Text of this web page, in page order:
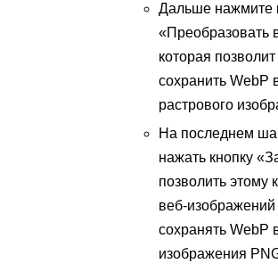
Дальше нажмите
«Преобразовать
которая
сохранить WebP
растрового
На последнем
нажать кнопку
позволить этому
веб-
сохранять WebP
изображения